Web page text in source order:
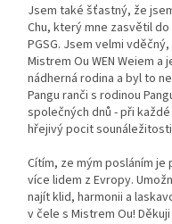
Jsem také šťastný, že
Chu, který mne zasvětil
PGSG. Jsem velmi
Mistrem Ou WEN Weiem
nádherná rodina a byl to
Pangu ranči s rodinou
společných dnů - při
hřejivý pocit
Cítím, ze mým posláním je
více lidem z Evropy.
najít klid, harmonii a
v čele s Mistrem Ou! Děkuji